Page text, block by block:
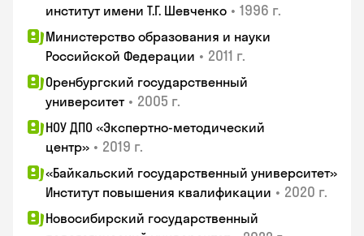
институт имени Т.Г. Шевченко • 1996 г.
Министерство образования и науки
Российской Федерации • 2011 г.
Оренбургский государственный
университет • 2005 г.
НОУ ДПО «Экспертно-методический
центр» • 2019 г.
«Байкальский государственный университет»
Институт повышения квалификации • 2020 г.
Новосибирский государственный